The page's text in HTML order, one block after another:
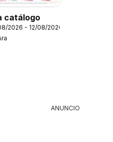
catálogo
2026 - 12/08/2026
ANUNCIO